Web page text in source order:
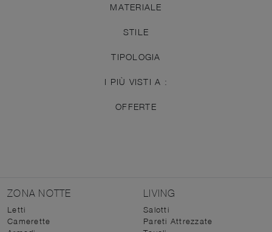
MATERIALE
STILE
TIPOLOGIA
I PIÙ VISTI A :
OFFERTE
ZONA NOTTE
Letti
Camerette
LIVING
Salotti
Pareti Attrezzate